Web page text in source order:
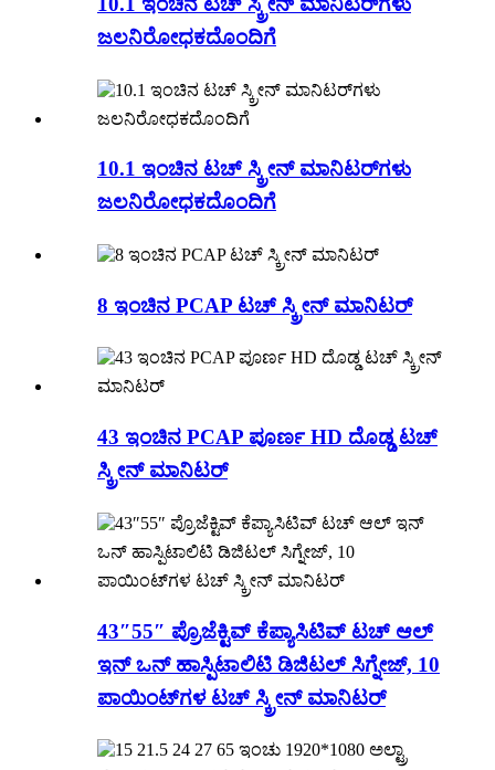
ಜಲನಿರೋಧಕದೊಂದಿಗೆ
10.1 ಇಂಚಿನ ಟಚ್ ಸ್ಕ್ರೀನ್ ಮಾನಿಟರ್‌ಗಳು
ಜಲನಿರೋಧಕದೊಂದಿಗೆ
8 ಇಂಚಿನ PCAP ಟಚ್ ಸ್ಕ್ರೀನ್ ಮಾನಿಟರ್
43 ಇಂಚಿನ PCAP ಪೂರ್ಣ HD ದೊಡ್ಡ ಟಚ್
ಸ್ಕ್ರೀನ್ ಮಾನಿಟರ್
43″55″ ಪ್ರೊಜೆಕ್ಟಿವ್ ಕೆಪ್ಯಾಸಿಟಿವ್ ಟಚ್ ಆಲ್
ಇನ್ ಒನ್ ಹಾಸ್ಪಿಟಾಲಿಟಿ ಡಿಜಿಟಲ್ ಸಿಗ್ನೇಜ್, 10
ಪಾಯಿಂಟ್‌ಗಳ ಟಚ್ ಸ್ಕ್ರೀನ್ ಮಾನಿಟರ್